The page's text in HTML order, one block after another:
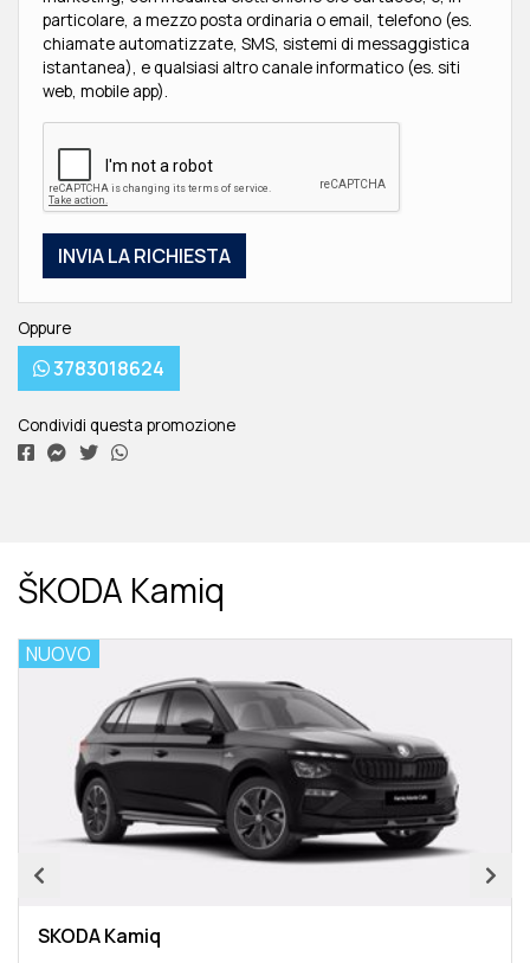
particolare, a mezzo posta ordinaria o email, telefono (es.
chiamate automatizzate, SMS, sistemi di messaggistica
istantanea), e qualsiasi altro canale informatico (es. siti
web, mobile app).
Oppure
3783018624
Condividi questa promozione
ŠKODA Kamiq
NUOVO
SKODA Kamiq